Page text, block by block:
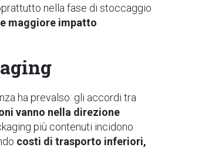
nella fase di stoccaggio
maggiore impatto
ha prevalso: gli accordi tra
vanno nella direzione
più contenuti incidono
costi di trasporto inferiori,